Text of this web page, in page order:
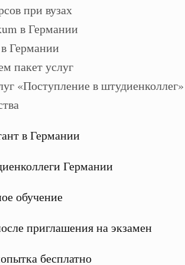
при вузах
в Германии
Германии
пакет услуг
в Германии
Германии
обучение
приглашения на экзамен
бесплатно